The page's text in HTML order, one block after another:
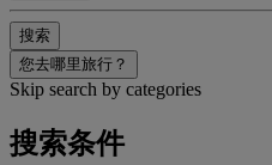
搜索
您去哪里旅行？
Skip search by categories
搜索条件